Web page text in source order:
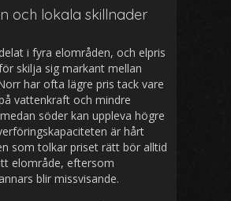
och lokala skillnader
i fyra elområden, och elpris
skilja sig markant mellan
har ofta lägre pris tack vare
vattenkraft och mindre
söder kan uppleva högre
är hårt
som tolkar priset rätt bör alltid
elområde, eftersom
blir missvisande.